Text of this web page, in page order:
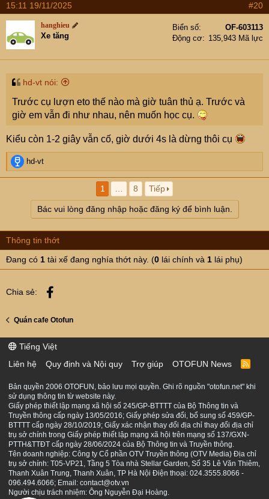
15:11 19/11/2025 #20
hanghieu
Xe tăng
Biển số
OF-603113
Động cơ
135,943 Mã lực
hd-vt nói:
Trước cụ lượn eto thế nào mà giờ tuân thủ ạ. Trước và
giờ em vẫn đi như nhau, nên muốn học cụ.
Kiểu còn 1-2 giây vẫn cố, giờ dưới 4s là dừng thôi cụ
R
e
s
hd-vt
1 8 Tiếp
Bác vui lòng đăng nhập hoặc đăng ký để bình luận.
Thông tin thớt
Đang có 1 tài xế đang nghía thớt này. (0 lái chính và 1 lái phụ)
Chia sẻ:
Quán cafe Otofun
Tiếng Việt
Liên hệ
Quy định và Nội quy Trợ giúp OTOFUN News
R
S
Bản quyền 2006 OTOFUN, bảo lưu mọi quyền. Ghi rõ nguồn "otofun.net" khi
sử dụng thông tin từ website này.
Giấy phép thiết lập mạng xã hội số 245/GP-BTTTT của Bộ Thông tin và
Truyền thông cấp ngày 13/05/2016; Giấy phép sửa đổi, bổ sung số 459/GP-
BTTTT cấp ngày 28/10/2019; Giấy xác nhận thay đổi địa chỉ thay đổi địa chỉ
trụ sở chính trong Giấy phép thiết lập mạng xã hội trên mạng số 137/GXN-
PTTH&TTĐT cấp ngày 28/06/2024 của Bộ Thông tin và Truyền thông.
Tên doanh nghiệp: Công ty Cổ phần OTV Truyền thông (OTV Media) Địa chỉ
trụ sở chính: T05-VP21, Tầng 5 Tòa nhà Stellar Garden, Số 35 Lê Văn Thiêm,
Thanh Xuân Trung, Thanh Xuân, TP Hà Nội Điện thoại: 024.3555.8066 -
096.494.6066; Email: contact@otv.vn
Người chịu trách nhiệm: Ông Nguyễn Đại Hoàng.